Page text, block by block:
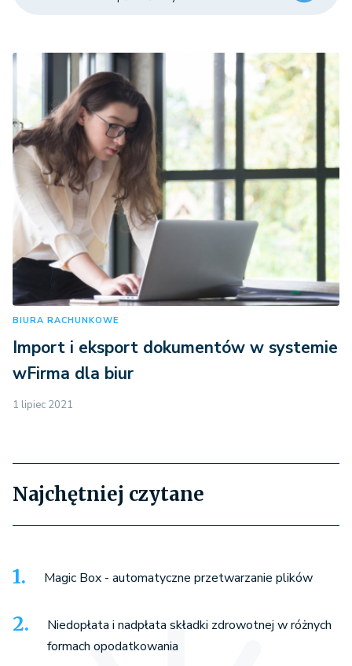
BIURA RACHUNKOWE
Import i eksport dokumentów w systemie
wFirma dla biur
1 lipiec 2021
Najchętniej czytane
Magic Box - automatyczne przetwarzanie plików
Niedopłata i nadpłata składki zdrowotnej w różnych
formach opodatkowania